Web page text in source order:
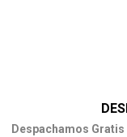
Despachamos